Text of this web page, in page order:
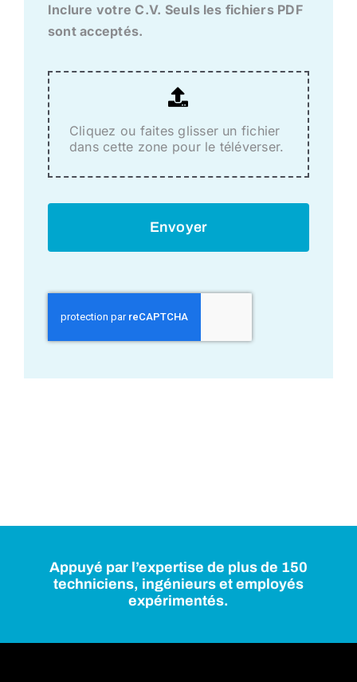
Inclure votre C.V. Seuls les fichiers PDF
sont acceptés.
Cliquez ou faites glisser un fichier
dans cette zone pour le téléverser.
Envoyer
Appuyé par l’expertise de plus de 150
techniciens, ingénieurs et employés
expérimentés.